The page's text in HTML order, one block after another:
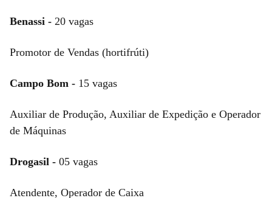
Benassi - 20 vagas
Promotor de Vendas (hortifrúti)
Campo Bom - 15 vagas
Auxiliar de Produção, Auxiliar de Expedição e Operador
de Máquinas
Drogasil - 05 vagas
Atendente, Operador de Caixa